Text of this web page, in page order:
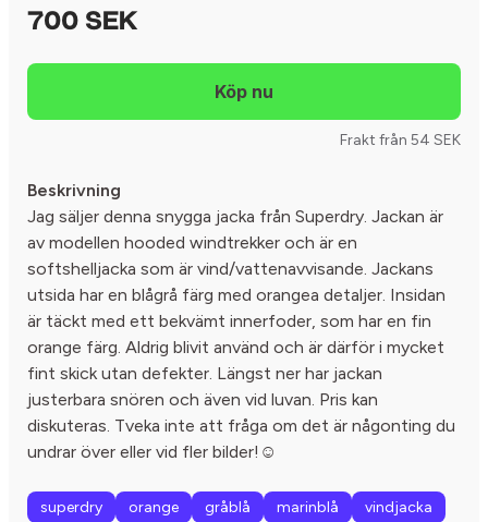
700 SEK
Frakt från 54 SEK
Beskrivning
Jag säljer denna snygga jacka från Superdry. Jackan är
av modellen hooded windtrekker och är en
softshelljacka som är vind/vattenavvisande. Jackans
utsida har en blågrå färg med orangea detaljer. Insidan
är täckt med ett bekvämt innerfoder, som har en fin
orange färg. Aldrig blivit använd och är därför i mycket
fint skick utan defekter. Längst ner har jackan
justerbara snören och även vid luvan. Pris kan
diskuteras. Tveka inte att fråga om det är någonting du
undrar över eller vid fler bilder!☺️
superdry orange gråblå marinblå
vindjacka